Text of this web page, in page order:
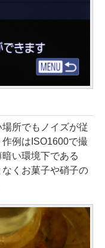
所でもノイズが従
例はISO1600で撮
い環境下である
くお菓子や硝子の